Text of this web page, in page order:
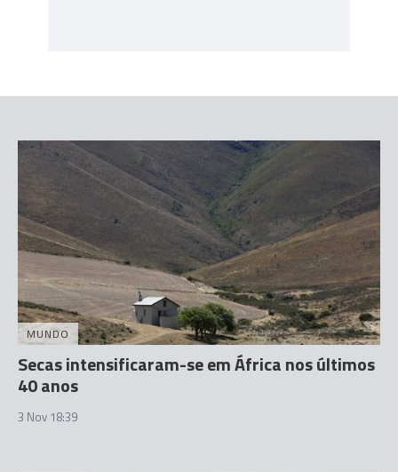
MUNDO
Secas intensificaram-se em África nos últimos
40 anos
3 Nov 18:39